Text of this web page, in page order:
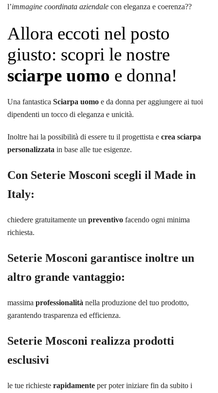
l’immagine coordinata aziendale con eleganza e coerenza??
Allora eccoti nel posto
giusto: scopri le nostre
sciarpe uomo e donna!
Una fantastica Sciarpa uomo e da donna per aggiungere ai tuoi
dipendenti un tocco di eleganza e unicità.
Inoltre hai la possibilità di essere tu il progettista e crea sciarpa
personalizzata in base alle tue esigenze.
Con Seterie Mosconi scegli il Made in
Italy:
chiedere gratuitamente un preventivo facendo ogni minima
richiesta.
Seterie Mosconi garantisce inoltre un
altro grande vantaggio:
massima professionalità nella produzione del tuo prodotto,
garantendo trasparenza ed efficienza.
Seterie Mosconi realizza prodotti
esclusivi
le tue richieste rapidamente per poter iniziare fin da subito i